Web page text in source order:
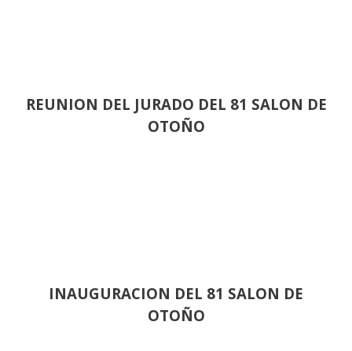
REUNION DEL JURADO DEL 81 SALON DE
OTOÑO
INAUGURACION DEL 81 SALON DE
OTOÑO